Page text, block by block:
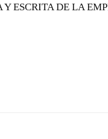
ESCRITA DE LA